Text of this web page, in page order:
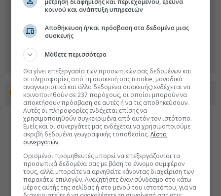
Προσθέστε το euro2day.gr στο Discover
μέτρηση διαφήμισης και περιεχομένου, έρευνα
κοινού και ανάπτυξη υπηρεσιών
Αποθήκευση ή/και πρόσβαση στα δεδομένα μιας
συσκευής
Μάθετε περισσότερα
Θα γίνει επεξεργασία των προσωπικών σας δεδομένων και
οι πληροφορίες από τη συσκευή σας (cookie, μοναδικά
αναγνωριστικά και άλλα δεδομένα συσκευής) ενδέχεται να
κοινοποιηθούν σε 237 παρόχους, οι οποίοι μπορούν να
αποκτήσουν πρόσβαση σε αυτές ή να τις αποθηκεύσουν.
Αυτές οι πληροφορίες ενδέχεται επίσης να
χρησιμοποιηθούν συγκεκριμένα από αυτόν τον ιστότοπο.
Εμείς και οι συνεργάτες μας ενδέχεται να χρησιμοποιούμε
ακριβή δεδομένα γεωγραφικής τοποθεσίας.Λίστα
συνεργατών.
Ορισμένοι προμηθευτές μπορεί να επεξεργάζονται τα
προσωπικά δεδομένα σας με βάση το έννομο συμφέρον
τους, αλλά μπορείτε να αρνηθείτε κάνοντας διαχείριση των
παρακάτω επιλογών. Αναζητήστε έναν σύνδεσμο στο κάτω
μέρος αυτής της σελίδας ή στο μενού του ιστοτόπου, για να